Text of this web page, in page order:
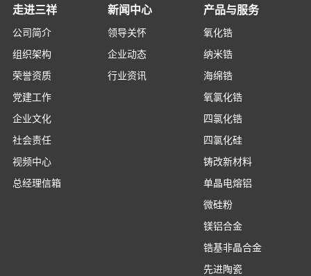
走进三祥
公司简介
组织架构
荣誉资质
党建工作
企业文化
社会责任
视频中心
总经理信箱
新闻中心
领导关怀
企业动态
行业资讯
产品与服务
氧化锆
纳米锆
海绵锆
氧氯化锆
四氯化锆
四氯化硅
铸改新材料
单晶电熔铝
微硅粉
镁铝合金
锆基非晶合金
先进陶瓷